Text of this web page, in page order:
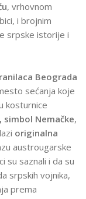
, vrhovnom
i brojnim
srpske istorije i
Beograda
sećanja koje
kosturnice
simbol Nemačke,
originalna
austrougarske
su saznali i da su
srpskih vojnika,
prema